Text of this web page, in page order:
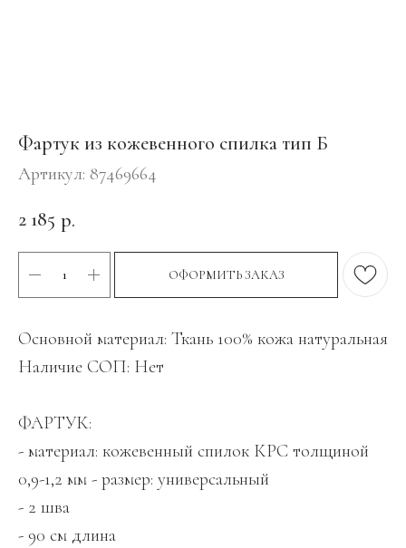
Фартук из кожевенного спилка тип Б
Артикул: 87469664
2 185 р.
ОФОРМИТЬ ЗАКАЗ
Основной материал: Ткань 100% кожа натуральная
Наличие СОП: Нет
ФАРТУК:
- материал: кожевенный спилок КРС толщиной
0,9-1,2 мм - размер: универсальный
- 2 шва
- 90 см длина